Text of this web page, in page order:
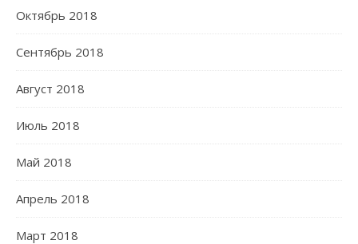
Октябрь 2018
Сентябрь 2018
Август 2018
Июль 2018
Май 2018
Апрель 2018
Март 2018